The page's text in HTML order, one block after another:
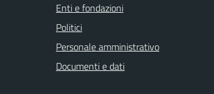
Enti e fondazioni
Politici
Personale amministrativo
Documenti e dati